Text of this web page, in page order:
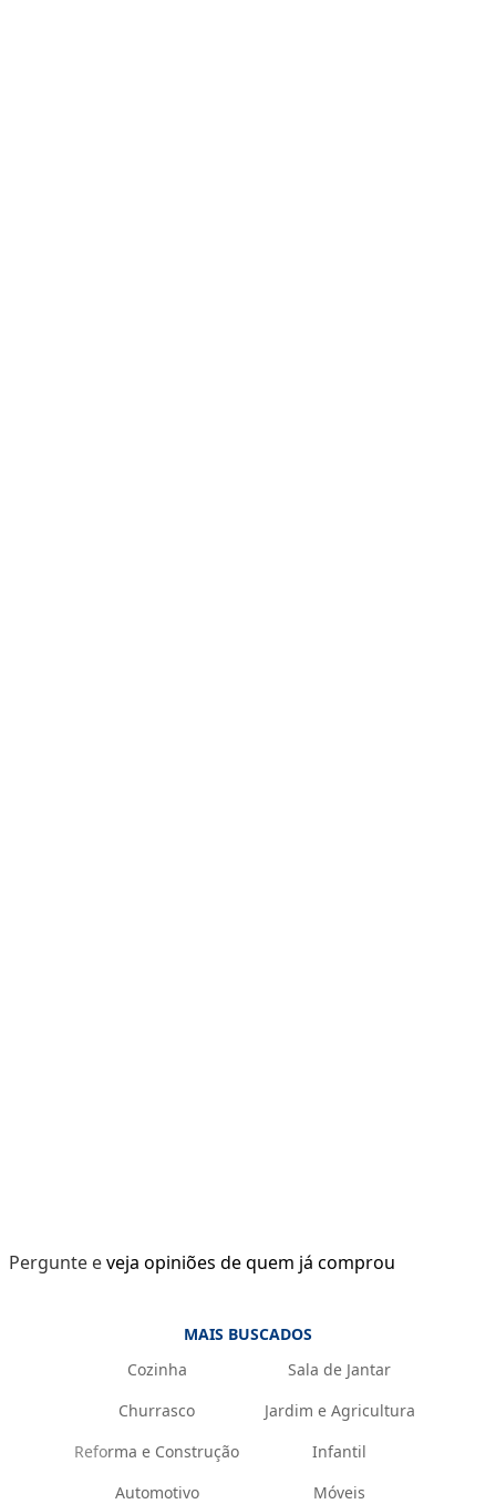
Pergunte e veja opiniões de quem já comprou
MAIS BUSCADOS
Cozinha
Sala de Jantar
Churrasco
Jardim e Agricultura
Reforma e Construção
Infantil
Automotivo
Móveis